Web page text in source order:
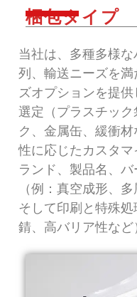
梱包タイプ
当社は、多種多様
列、輸送ニーズを
ズオプションを提
選定（プラスチッ
ク、金属缶、緩衝
性に応じたカスタ
ランド、製品名、
（例：真空成形、
そして印刷と特殊
錆、高バリア性など